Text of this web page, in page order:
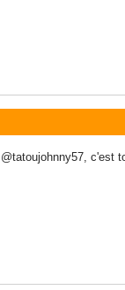
@tatoujohnny57, c'est